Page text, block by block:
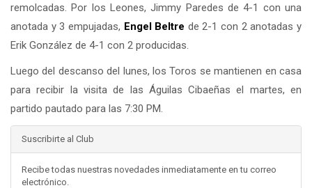
remolcadas. Por los Leones, Jimmy Paredes de 4-1 con una
anotada y 3 empujadas, Engel Beltre de 2-1 con 2 anotadas y
Erik González de 4-1 con 2 producidas.
Luego del descanso del lunes, los Toros se mantienen en casa
para recibir la visita de las Águilas Cibaeñas el martes, en
partido pautado para las 7:30 PM.
Suscribirte al Club
Recibe todas nuestras novedades inmediatamente en tu correo
electrónico.